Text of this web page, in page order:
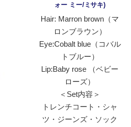
ォー ミー/ミサキ)
Hair: Marron brown（マ
ロンブラウン）
Eye:Cobalt blue（コバル
トブルー）
Lip:Baby rose （ベビー
ローズ）
＜Set内容＞
トレンチコート・シャ
ツ・ジーンズ・ソック